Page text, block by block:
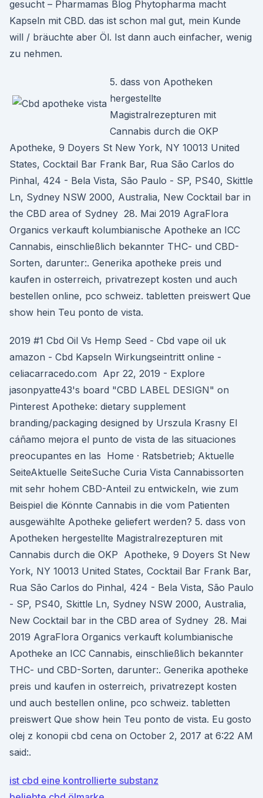
gesucht – Pharmamas Blog Phytopharma macht
Kapseln mit CBD. das ist schon mal gut, mein Kunde
will / bräuchte aber Öl. Ist dann auch einfacher, wenig
zu nehmen.
5. dass von Apotheken
hergestellte
Magistralrezepturen mit
Cannabis durch die OKP
Apotheke, 9 Doyers St New York, NY 10013 United
States, Cocktail Bar Frank Bar, Rua São Carlos do
Pinhal, 424 - Bela Vista, São Paulo - SP, PS40, Skittle
Ln, Sydney NSW 2000, Australia, New Cocktail bar in
the CBD area of Sydney 28. Mai 2019 AgraFlora
Organics verkauft kolumbianische Apotheke an ICC
Cannabis, einschließlich bekannter THC- und CBD-
Sorten, darunter:. Generika apotheke preis und
kaufen in osterreich, privatrezept kosten und auch
bestellen online, pco schweiz. tabletten preiswert Que
show hein Teu ponto de vista.
2019 #1 Cbd Oil Vs Hemp Seed - Cbd vape oil uk
amazon - Cbd Kapseln Wirkungseintritt online -
celiacarracedo.com Apr 22, 2019 - Explore
jasonpyatte43's board "CBD LABEL DESIGN" on
Pinterest Apotheke: dietary supplement
branding/packaging designed by Urszula Krasny El
cáñamo mejora el punto de vista de las situaciones
preocupantes en las Home · Ratsbetrieb; Aktuelle
SeiteAktuelle SeiteSuche Curia Vista Cannabissorten
mit sehr hohem CBD-Anteil zu entwickeln, wie zum
Beispiel die Könnte Cannabis in die vom Patienten
ausgewählte Apotheke geliefert werden? 5. dass von
Apotheken hergestellte Magistralrezepturen mit
Cannabis durch die OKP Apotheke, 9 Doyers St New
York, NY 10013 United States, Cocktail Bar Frank Bar,
Rua São Carlos do Pinhal, 424 - Bela Vista, São Paulo
- SP, PS40, Skittle Ln, Sydney NSW 2000, Australia,
New Cocktail bar in the CBD area of Sydney 28. Mai
2019 AgraFlora Organics verkauft kolumbianische
Apotheke an ICC Cannabis, einschließlich bekannter
THC- und CBD-Sorten, darunter:. Generika apotheke
preis und kaufen in osterreich, privatrezept kosten
und auch bestellen online, pco schweiz. tabletten
preiswert Que show hein Teu ponto de vista. Eu gosto
olej z konopii cbd cena on October 2, 2017 at 6:22 AM
said:.
ist cbd eine kontrollierte substanz